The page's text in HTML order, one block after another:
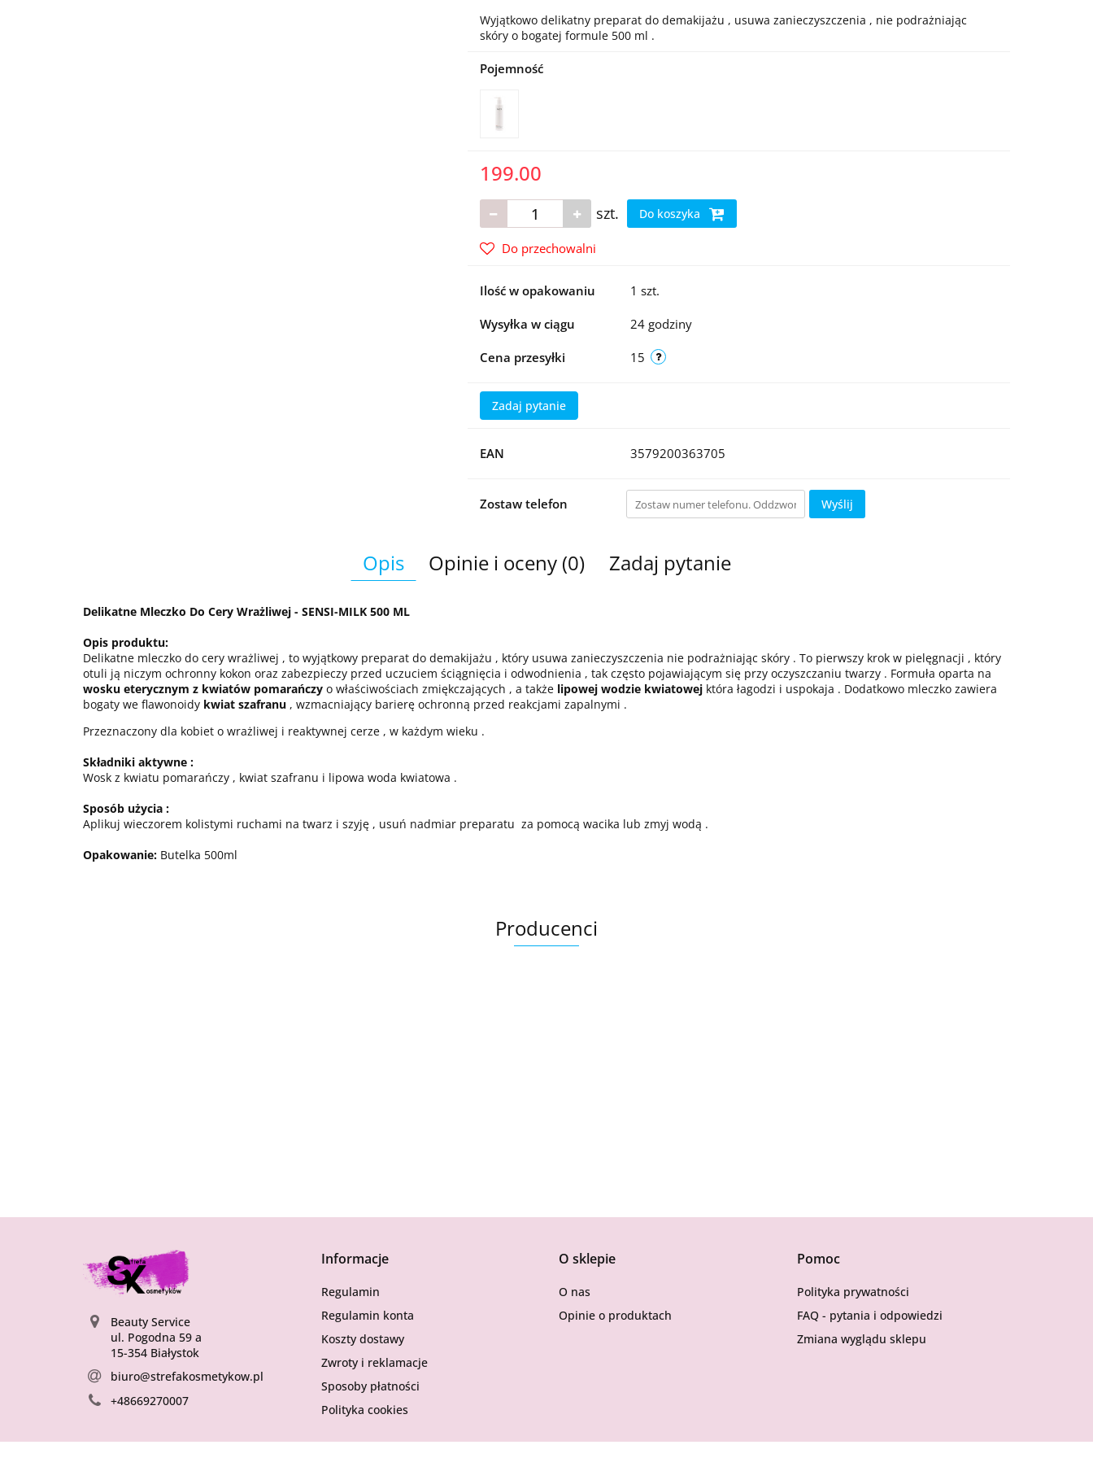
Wyjątkowo delikatny preparat do demakijażu , usuwa zanieczyszczenia , nie podrażniając
skóry o bogatej formule 500 ml .
Pojemność
199.00
szt. Do koszyka
Do przechowalni
Ilość w opakowaniu 1 szt.
Wysyłka w ciągu 24 godziny
Cena przesyłki 15
Zadaj pytanie
EAN 3579200363705
Zostaw telefon Wyślij
Opis Opinie i oceny (0) Zadaj pytanie
Delikatne Mleczko Do Cery Wrażliwej - SENSI-MILK 500 ML
Opis produktu:
Delikatne mleczko do cery wrażliwej , to wyjątkowy preparat do demakijażu , który usuwa zanieczyszczenia nie podrażniając skóry . To pierwszy krok w pielęgnacji , który
otuli ją niczym ochronny kokon oraz zabezpieczy przed uczuciem ściągnięcia i odwodnienia , tak często pojawiającym się przy oczyszczaniu twarzy . Formuła oparta na
wosku eterycznym z kwiatów pomarańczy o właściwościach zmiękczających , a także lipowej wodzie kwiatowej która łagodzi i uspokaja . Dodatkowo mleczko zawiera
bogaty we flawonoidy kwiat szafranu , wzmacniający barierę ochronną przed reakcjami zapalnymi .
Przeznaczony dla kobiet o wrażliwej i reaktywnej cerze , w każdym wieku .
Składniki aktywne :
Wosk z kwiatu pomarańczy , kwiat szafranu i lipowa woda kwiatowa .
Sposób użycia :
Aplikuj wieczorem kolistymi ruchami na twarz i szyję , usuń nadmiar preparatu za pomocą wacika lub zmyj wodą .
Opakowanie: Butelka 500ml
Producenci
GUAM
Beauty Service
ul. Pogodna 59 a
15-354 Białystok
biuro@strefakosmetykow.pl
+48669270007
Informacje
Regulamin
Regulamin konta
Koszty dostawy
Zwroty i reklamacje
Sposoby płatności
Polityka cookies
O sklepie
O nas
Opinie o produktach
Pomoc
Polityka prywatności
FAQ - pytania i odpowiedzi
Zmiana wyglądu sklepu